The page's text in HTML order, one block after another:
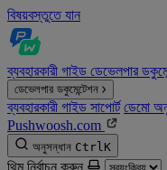
বিষয়বস্তুতে যান
ব্যবহারকারী গাইড ডেভেলপার
ডেভেলপার ডকুমেন্টেশন
ব্যবহারকারী গাইড সাপোর্ট ডেমো
Pushwoosh.com
অনুসন্ধান CtrlK
থিম নির্বাচন করুন